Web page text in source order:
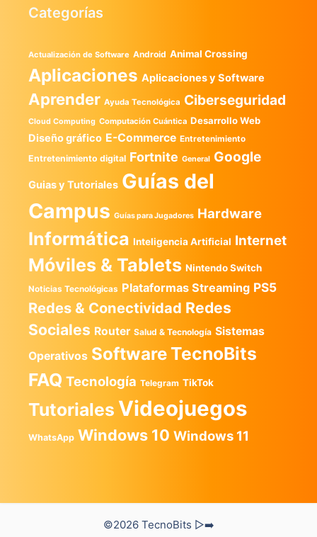
Categorías
Actualización de Software Android Animal Crossing
Aplicaciones Aplicaciones y Software
Aprender Ayuda Tecnológica Ciberseguridad
Cloud Computing Computación Cuántica Desarrollo Web
Diseño gráfico E-Commerce Entretenimiento
Entretenimiento digital Fortnite General Google
Guias y Tutoriales Guías del
Campus Guías para Jugadores Hardware
Informática Inteligencia Artificial Internet
Móviles & Tablets Nintendo Switch
Noticias Tecnológicas Plataformas Streaming PS5
Redes & Conectividad Redes
Sociales Router Salud & Tecnología Sistemas
Operativos SoftwareTecnoBits
FAQ Tecnología Telegram TikTok
Tutoriales Videojuegos
WhatsApp Windows 10 Windows 11
©2026 TecnoBits ▷➡️